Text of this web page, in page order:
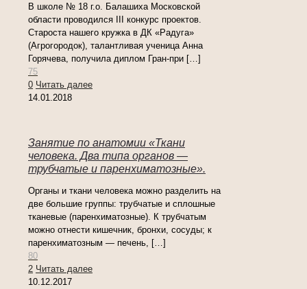
В школе № 18 г.о. Балашиха Московской
области проводился III конкурс проектов.
Староста нашего кружка в ДК «Радуга»
(Агрогородок), талантливая ученица Анна
Горячева, получила диплом Гран-при […]
75
0 Читать далее
14.01.2018
Занятие по анатомии «Ткани
человека. Два типа органов —
трубчатые и паренхиматозные».
Органы и ткани человека можно разделить на
две большие группы: трубчатые и сплошные
тканевые (паренхиматозные). К трубчатым
можно отнести кишечник, бронхи, сосуды; к
паренхиматозным — печень, […]
80
2 Читать далее
10.12.2017